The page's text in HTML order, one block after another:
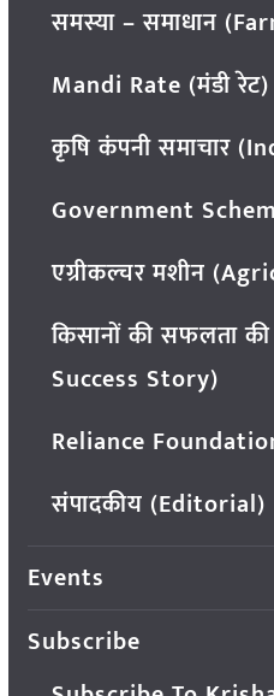
समस्या – समाधान
Mandi Rate (मंडी रेट)
कृषि कंपनी समाचार
Government
एग्रीकल्चर मशीन
किसानों की सफलता
Success Story)
Reliance
संपादकीय (Editorial)
Events
Subscribe